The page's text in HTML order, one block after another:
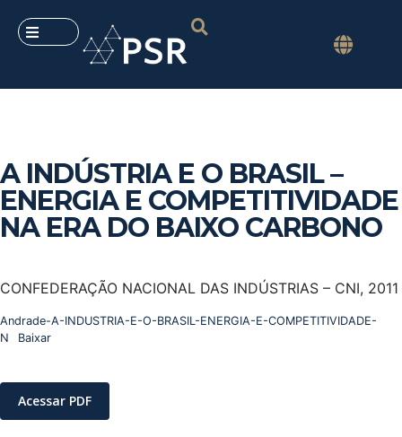
A INDÚSTRIA E O BRASIL –
ENERGIA E COMPETITIVIDADE
NA ERA DO BAIXO CARBONO
CONFEDERAÇÃO NACIONAL DAS INDÚSTRIAS – CNI, 2011
Andrade-A-INDUSTRIA-E-O-BRASIL-ENERGIA-E-COMPETITIVIDADE-
N
Baixar
Acessar PDF